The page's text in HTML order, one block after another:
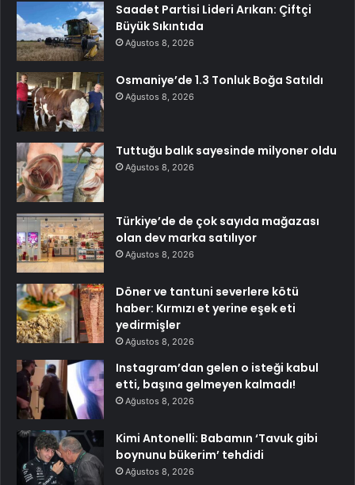
Saadet Partisi Lideri Arıkan: Çiftçi
Büyük Sıkıntıda
Ağustos 8, 2026
Osmaniye’de 1.3 Tonluk Boğa Satıldı
Ağustos 8, 2026
Tuttuğu balık sayesinde milyoner oldu
Ağustos 8, 2026
Türkiye’de de çok sayıda mağazası
olan dev marka satılıyor
Ağustos 8, 2026
Döner ve tantuni severlere kötü
haber: Kırmızı et yerine eşek eti
yedirmişler
Ağustos 8, 2026
Instagram’dan gelen o isteği kabul
etti, başına gelmeyen kalmadı!
Ağustos 8, 2026
Kimi Antonelli: Babamın ‘Tavuk gibi
boynunu bükerim’ tehdidi
Ağustos 8, 2026